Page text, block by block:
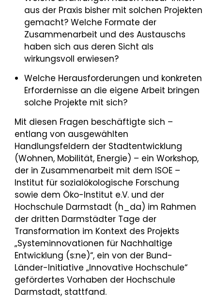
aus der Praxis bisher mit solchen Projekten
gemacht? Welche Formate der
Zusammenarbeit und des Austauschs
haben sich aus deren Sicht als
wirkungsvoll erwiesen?
Welche Herausforderungen und konkreten
Erfordernisse an die eigene Arbeit bringen
solche Projekte mit sich?
Mit diesen Fragen beschäftigte sich –
entlang von ausgewählten
Handlungsfeldern der Stadtentwicklung
(Wohnen, Mobilität, Energie) – ein Workshop,
der in Zusammenarbeit mit dem ISOE –
Institut für sozialökologische Forschung
sowie dem Öko-Institut e.V. und der
Hochschule Darmstadt (h_da) im Rahmen
der dritten Darmstädter Tage der
Transformation im Kontext des Projekts
„Systeminnovationen für Nachhaltige
Entwicklung (s:ne)“, ein von der Bund-
Länder-Initiative „Innovative Hochschule“
gefördertes Vorhaben der Hochschule
Darmstadt, stattfand.